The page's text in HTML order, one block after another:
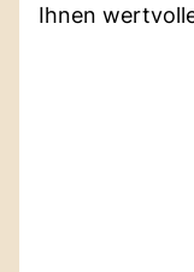
Ihnen